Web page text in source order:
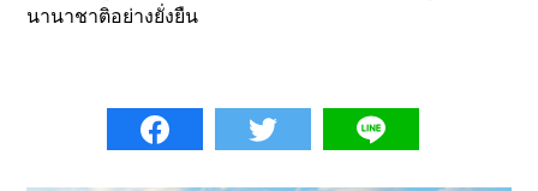
นานาชาติอย่างยั่งยืน